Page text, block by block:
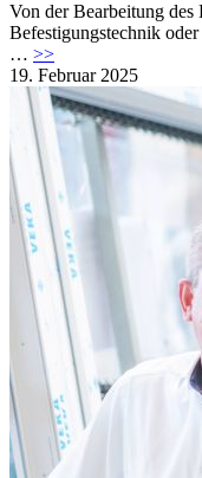
Anzeigen
Stellenmarkt
An- und
Mediadaten
Von der Bearbeitung
Befestigungstechnik
… >>
19. Februar 2025